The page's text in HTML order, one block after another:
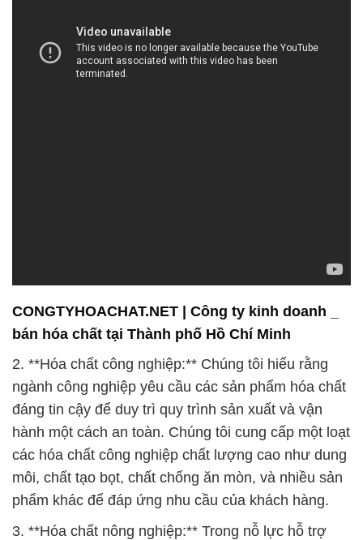
CONGTYHOACHAT.NET | Công ty kinh doanh _
bán hóa chất tại Thành phố Hồ Chí Minh
2. **Hóa chất công nghiệp:** Chúng tôi hiểu rằng
ngành công nghiệp yêu cầu các sản phẩm hóa chất
đáng tin cậy để duy trì quy trình sản xuất và vận
hành một cách an toàn. Chúng tôi cung cấp một loạt
các hóa chất công nghiệp chất lượng cao như dung
môi, chất tạo bọt, chất chống ăn mòn, và nhiều sản
phẩm khác để đáp ứng nhu cầu của khách hàng.
3. **Hóa chất nông nghiệp:** Trong nỗ lực hỗ trợ